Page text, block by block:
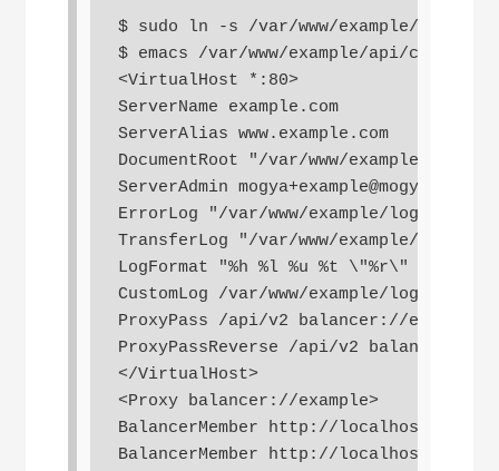
$ sudo ln -s /var/www/example/api/
$ emacs /var/www/example/api/config/
<VirtualHost *:80>
ServerName example.com
ServerAlias www.example.com
DocumentRoot "/var/www/example/html/"
ServerAdmin mogya+example@mogya.com
ErrorLog "/var/www/example/log/
TransferLog "/var/www/example/log/
LogFormat "%h %l %u %t \"%r\" %>s
CustomLog /var/www/example/log/
ProxyPass /api/v2 balancer://example
ProxyPassReverse /api/v2 balancer://
</VirtualHost>
<Proxy balancer://example>
BalancerMember http://localhost:3000
BalancerMember http://localhost:3001